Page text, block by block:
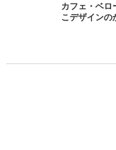
カフェ・ベ
こデザインの